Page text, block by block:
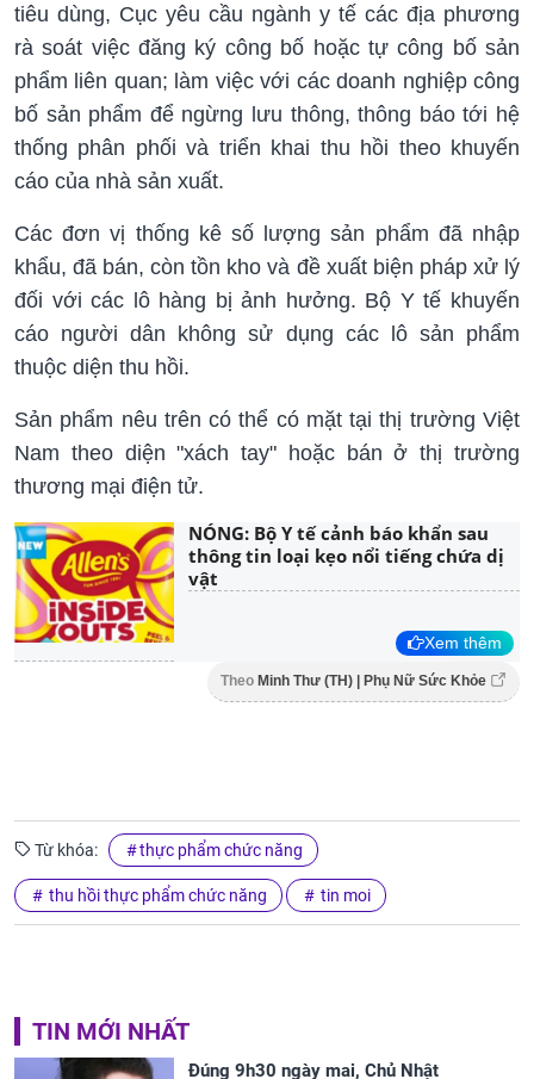
tiêu dùng, Cục yêu cầu ngành y tế các địa phương
rà soát việc đăng ký công bố hoặc tự công bố sản
phẩm liên quan; làm việc với các doanh nghiệp công
bố sản phẩm để ngừng lưu thông, thông báo tới hệ
thống phân phối và triển khai thu hồi theo khuyến
cáo của nhà sản xuất.
Các đơn vị thống kê số lượng sản phẩm đã nhập
khẩu, đã bán, còn tồn kho và đề xuất biện pháp xử lý
đối với các lô hàng bị ảnh hưởng. Bộ Y tế khuyến
cáo người dân không sử dụng các lô sản phẩm
thuộc diện thu hồi.
Sản phẩm nêu trên có thể có mặt tại thị trường Việt
Nam theo diện "xách tay" hoặc bán ở thị trường
thương mại điện tử.
NÓNG: Bộ Y tế cảnh báo khẩn sau
thông tin loại kẹo nổi tiếng chứa dị
vật
Xem thêm
Theo Minh Thư (TH) | Phụ Nữ Sức Khỏe
Từ khóa: thực phẩm chức năng
thu hồi thực phẩm chức năng tin moi
TIN MỚI NHẤT
Đúng 9h30 ngày mai, Chủ Nhật